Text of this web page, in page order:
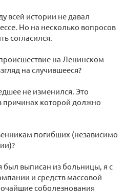
всей истории не давал
Но на несколько вопросов
согласился.
на Ленинском
на случившееся?
не изменился. Это
причинах которой должно
погибших (независимо
был выписан из больницы, я с
и средств массовой
соболезнования